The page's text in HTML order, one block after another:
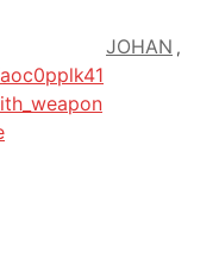
JOHAN ,